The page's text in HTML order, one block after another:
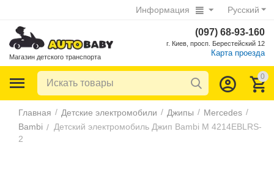
Русский
Информация
Магазин детского транспорта
(097) 68-93-160
г. Киев, просп. Берестейский 12
Карта проезда
0
Главная / Детские электромобили / Джипы / Mercedes /
Bambi / Детский электромобиль Джип Bambi M 4214EBLRS-
2